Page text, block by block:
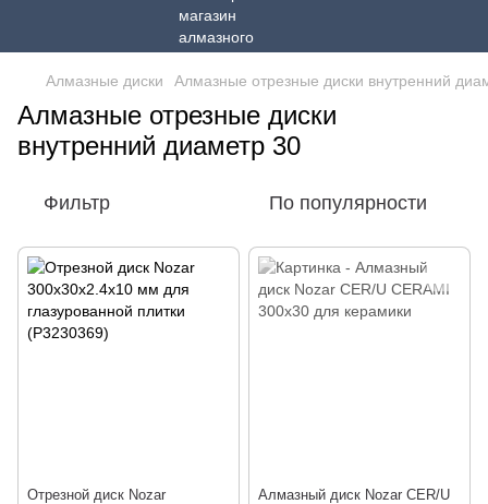
Алмазные диски Алмазные отрезные диски внутренний
Алмазные отрезные диски
внутренний диаметр 30
Фильтр По популярности
Отрезной диск Nozar
Алмазный диск Nozar CER/U